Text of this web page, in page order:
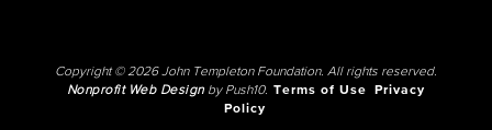
Copyright © 2026 John Templeton Foundation. All rights reserved.
Nonprofit Web Designby Push10. Terms of Use
Privacy
Policy